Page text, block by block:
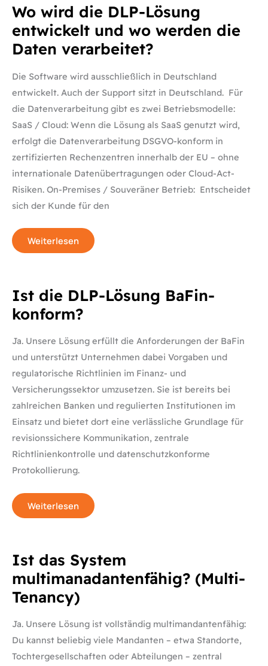
Wo wird die DLP-Lösung
entwickelt und wo werden die
Daten verarbeitet?
Die Software wird ausschließlich in Deutschland
entwickelt. Auch der Support sitzt in Deutschland. Für
die Datenverarbeitung gibt es zwei Betriebsmodelle:
SaaS / Cloud: Wenn die Lösung als SaaS genutzt wird,
erfolgt die Datenverarbeitung DSGVO-konform in
zertifizierten Rechenzentren innerhalb der EU – ohne
internationale Datenübertragungen oder Cloud-Act-
Risiken. On-Premises / Souveräner Betrieb: Entscheidet
sich der Kunde für den
Wo
wird
die
DLP-
Lösung
entwickelt
und
werden
die
Daten
verarbeitet?
Weiterlesen
Ist die DLP-Lösung BaFin-
konform?
Ja. Unsere Lösung erfüllt die Anforderungen der BaFin
und unterstützt Unternehmen dabei Vorgaben und
regulatorische Richtlinien im Finanz- und
Versicherungssektor umzusetzen. Sie ist bereits bei
zahlreichen Banken und regulierten Institutionen im
Einsatz und bietet dort eine verlässliche Grundlage für
revisionssichere Kommunikation, zentrale
Richtlinienkontrolle und datenschutzkonforme
Protokollierung.
Ist
die
DLP-
Lösung
BaFin-
Weiterlesen
Ist das System
multimanadantenfähig? (Multi-
Tenancy)
Ja. Unsere Lösung ist vollständig multimandantenfähig:
Du kannst beliebig viele Mandanten – etwa Standorte,
Tochtergesellschaften oder Abteilungen – zentral
Ist
das
System
multimanadantenfähig?
(Multi-
Tenancy)